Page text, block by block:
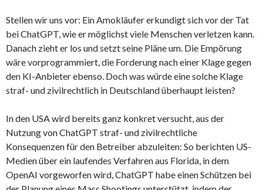
Stellen wir uns vor: Ein Amokläufer erkundigt sich vor der Tat
bei ChatGPT, wie er möglichst viele Menschen verletzen kann.
Danach zieht er los und setzt seine Pläne um. Die Empörung
wäre vorprogrammiert, die Forderung nach einer Klage gegen
den KI-Anbieter ebenso. Doch was würde eine solche Klage
straf- und zivilrechtlich in Deutschland überhaupt leisten?
In den USA wird bereits ganz konkret versucht, aus der
Nutzung von ChatGPT straf- und zivilrechtliche
Konsequenzen für den Betreiber abzuleiten: So berichten US-
Medien über ein laufendes Verfahren aus Florida, in dem
OpenAI vorgeworfen wird, ChatGPT habe einen Schützen bei